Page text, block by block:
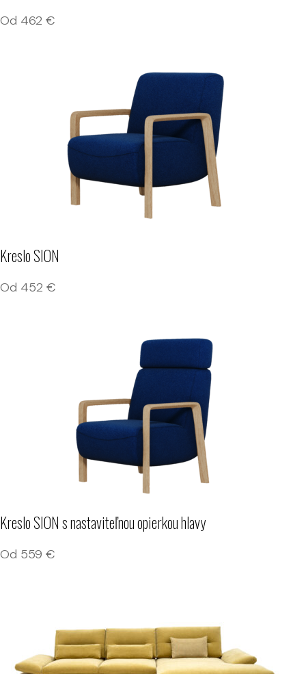
Od 462 €
Kreslo SION
Od 452 €
Kreslo SION s nastaviteľnou opierkou hlavy
Od 559 €